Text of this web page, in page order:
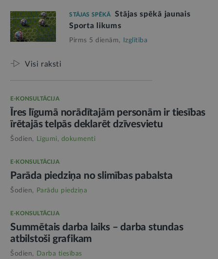
STĀJAS SPĒKĀ
Stājas spēkā jaunais
Sporta likums
Pirms 5 dienām, Izglītība
Visi raksti
E-KONSULTĀCIJA
Īres līgumā norādītajām personām ir tiesības
īrētajās telpās deklarēt dzīvesvietu
Šodien, Līgumi, dokumenti
E-KONSULTĀCIJA
Parāda piedziņa no slimības pabalsta
Šodien, Parādu piedziņa
E-KONSULTĀCIJA
Summētais darba laiks – darba stundas
atbilstoši grafikam
Šodien, Darba tiesības